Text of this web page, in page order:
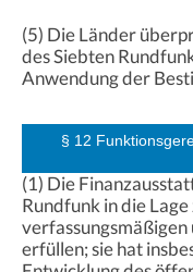
(5) Die Länder
des Siebten
Anwendung der
§ 12
(1) Die
Rundfunk in die
erfüllen; sie hat